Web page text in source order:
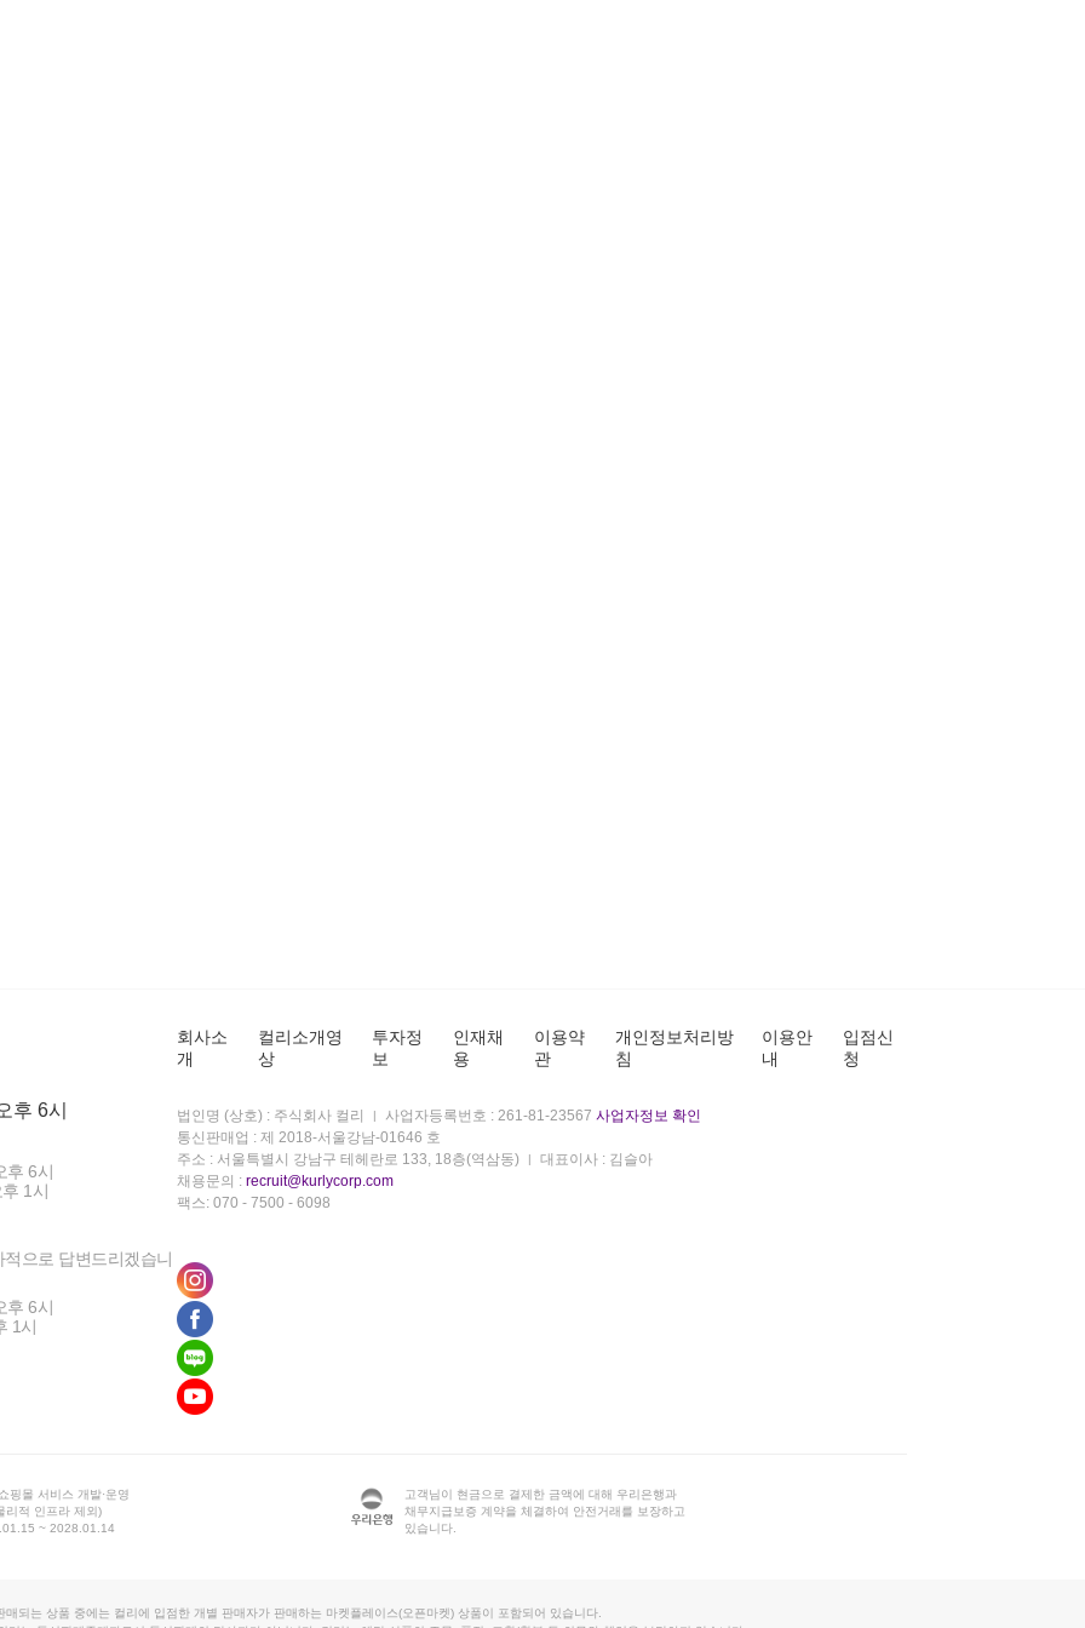
후 6시
후 6시
1시
으로 답변드리겠습니
후 6시
1시
회사소
개
컬리소개영
상
투자정
보
인재채
용
이용약
관
개인정보처리방
침
이용안
내
입점신
청
법인명 (상호) : 주식회사 컬리 사업자등록번호 : 261-81-23567 사업자정보 확인
통신판매업 : 제 2018-서울강남-01646 호
주소 : 서울특별시 강남구 테헤란로 133, 18층(역삼동)
대표이사 : 김슬아
채용문의 : recruit@kurlycorp.com
팩스: 070 - 7500 - 6098
핑몰 서비스 개발·운영
리적 인프라 제외)
~ 2028.01.14
고객님이 현금으로 결제한 금액에 대해 우리은행과
채무지급보증 계약을 체결하여 안전거래를 보장하고
있습니다.
매되는 상품 중에는 컬리에 입점한 개별 판매자가 판매하는 마켓플레이스(오픈마켓) 상품이 포함되어 있습니다.